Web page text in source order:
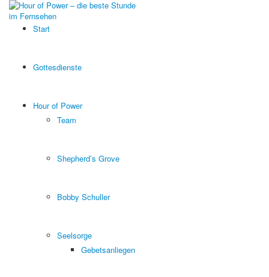
Start
Gottesdienste
Hour of Power
Team
Shepherd’s Grove
Bobby Schuller
Seelsorge
Gebetsanliegen